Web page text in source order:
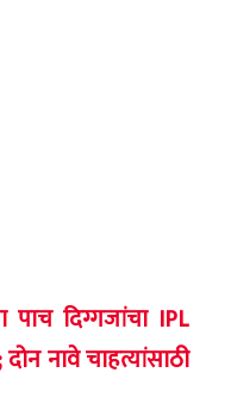
पाच दिग्गजांचा IPL
नावे चाहत्यांसाठी